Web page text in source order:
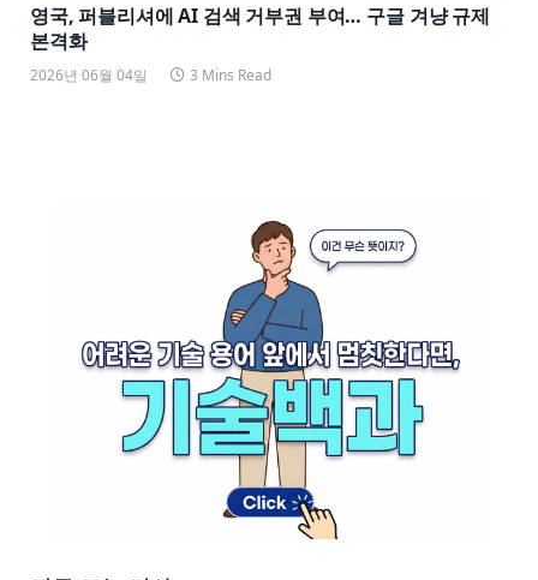
영국, 퍼블리셔에 AI 검색 거부권 부여… 구글 겨냥 규제
본격화
2026년 06월 04일 3 Mins Read